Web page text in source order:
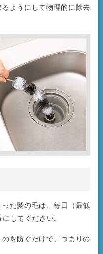
ようにして物理的に除去
た髪の毛は、毎日（最低
してください。
を防ぐだけで、つまりの